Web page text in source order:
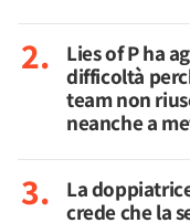
Lies of P ha
difficoltà
team non
neanche a
La
crede che la